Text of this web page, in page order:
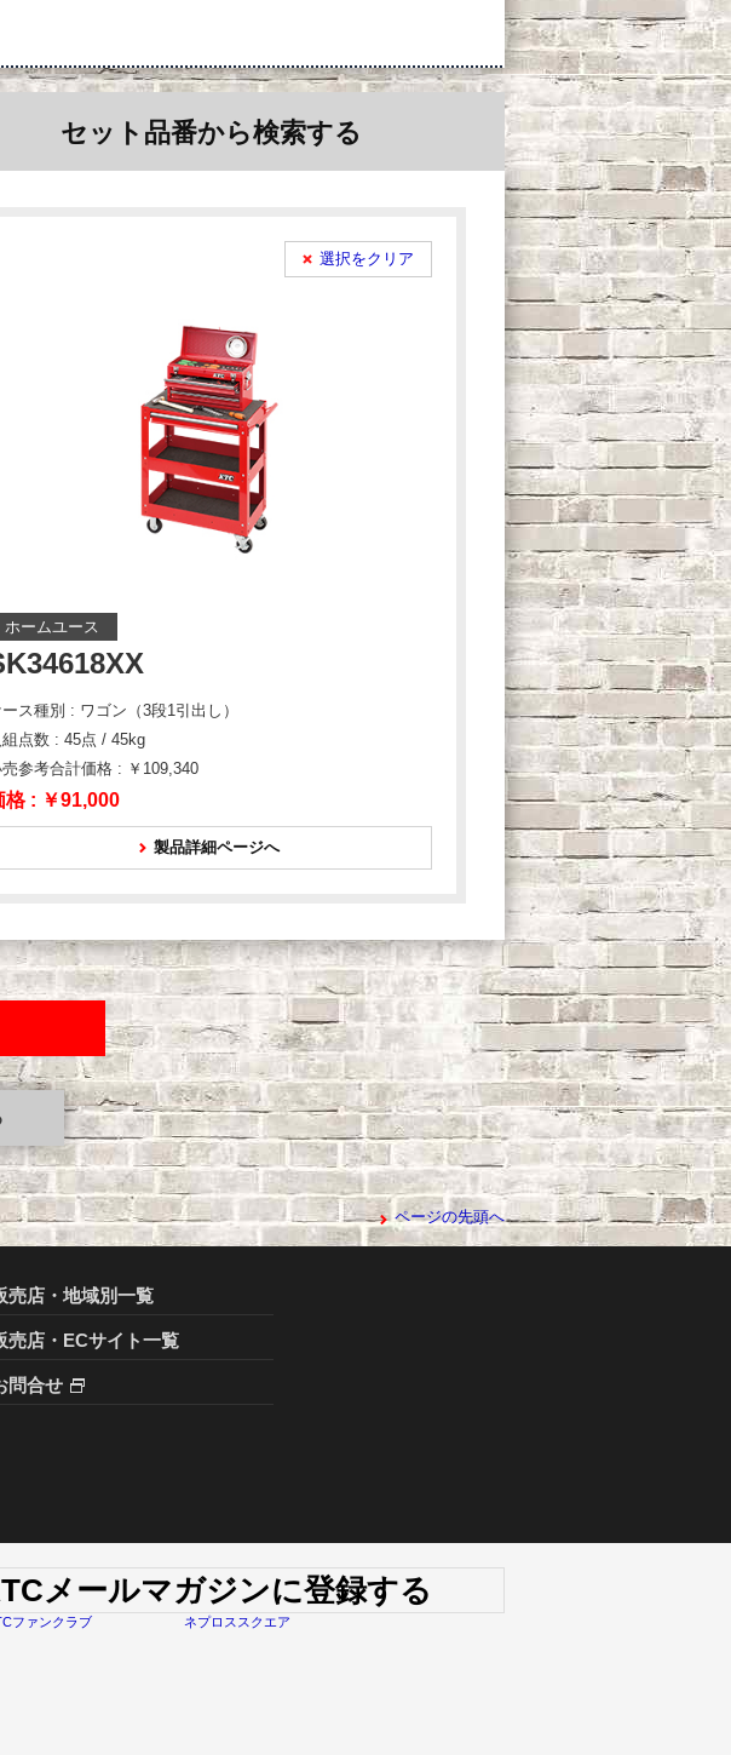
セット品番から検索する
選択をクリア
ホームユース
ス種別 : ワゴン（3段1引出し）
組点数 : 45点 / 45kg
参考合計価格 : ￥109,340
格 : ￥91,000
製品詳細ページへ
ページの先頭へ
売店・地域別一覧
売店・ECサイト一覧
問合せ
メールマガジンに登録する
ファンクラブ ネプロススクエア